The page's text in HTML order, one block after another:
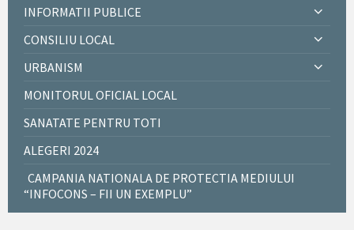
INFORMATII PUBLICE
CONSILIU LOCAL
URBANISM
MONITORUL OFICIAL LOCAL
SANATATE PENTRU TOTI
ALEGERI 2024
CAMPANIA NATIONALA DE PROTECTIA MEDIULUI
“INFOCONS – FII UN EXEMPLU”